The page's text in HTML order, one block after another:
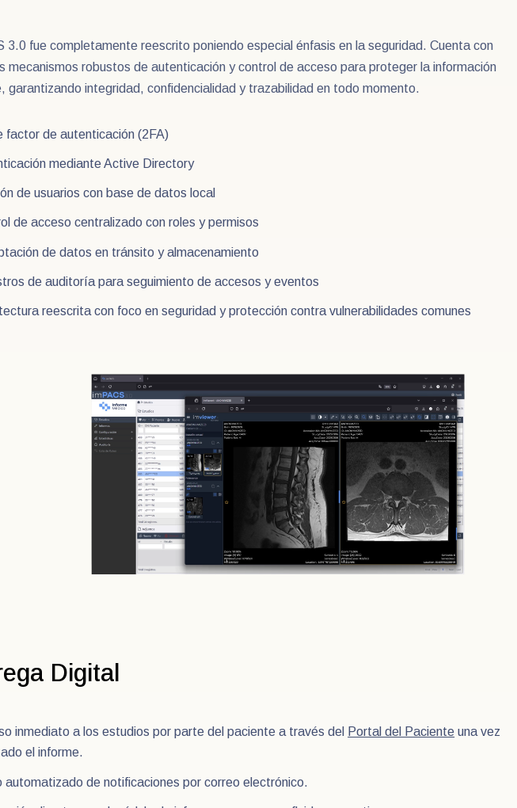
3.0 fue completamente reescrito poniendo especial énfasis en la seguridad. Cuenta con
mecanismos robustos de autenticación y control de acceso para proteger la información
garantizando integridad, confidencialidad y trazabilidad en todo momento.
factor de autenticación (2FA)
mediante Active Directory
de usuarios con base de datos local
de acceso centralizado con roles y permisos
de datos en tránsito y almacenamiento
de auditoría para seguimiento de accesos y eventos
reescrita con foco en seguridad y protección contra vulnerabilidades comunes
Digital
inmediato a los estudios por parte del paciente a través del Portal del Paciente una vez
el informe.
automatizado de notificaciones por correo electrónico.